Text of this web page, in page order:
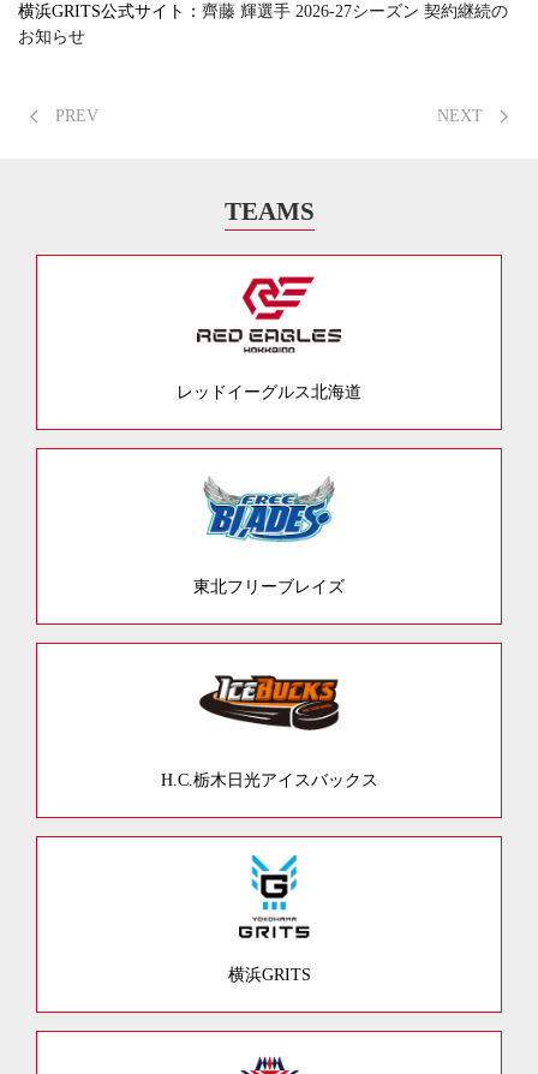
横浜GRITS公式サイト： 齊藤 輝選手 2026-27シーズン 契約継続の
お知らせ
PREV NEXT
TEAMS
レッドイーグルス北海道
東北フリーブレイズ
H.C.栃木日光アイスバックス
横浜GRITS